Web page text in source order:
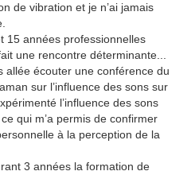
de vibration et je n’ai jamais
15 années professionnelles
une rencontre déterminante...
allée écouter une conférence du
sur l’influence des sons sur
l’influence des sons
qui m’a permis de confirmer
à la perception de la
3 années la formation de